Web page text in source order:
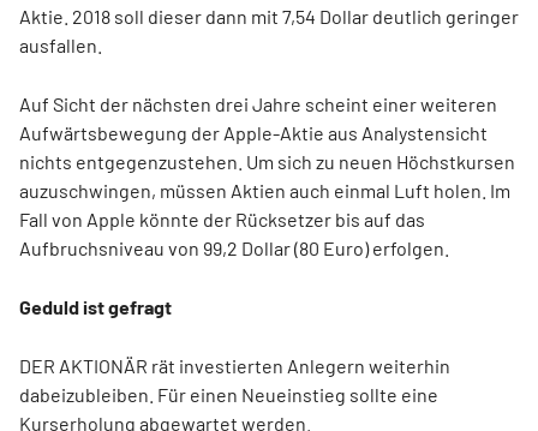
Aktie. 2018 soll dieser dann mit 7,54 Dollar deutlich geringer
ausfallen.
Auf Sicht der nächsten drei Jahre scheint einer weiteren
Aufwärtsbewegung der Apple-Aktie aus Analystensicht
nichts entgegenzustehen. Um sich zu neuen Höchstkursen
auzuschwingen, müssen Aktien auch einmal Luft holen. Im
Fall von Apple könnte der Rücksetzer bis auf das
Aufbruchsniveau von 99,2 Dollar (80 Euro) erfolgen.
Geduld ist gefragt
DER AKTIONÄR rät investierten Anlegern weiterhin
dabeizubleiben. Für einen Neueinstieg sollte eine
Kurserholung abgewartet werden.